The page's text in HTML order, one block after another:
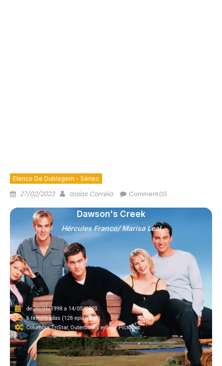
Elenco De Dublagem - Séries
27/02/2023 Izaías Correia Comment(0)
Hércules Franco/ Marisa Leal
Dawson's Creek
de 20/01/1998 a 14/05/2003.
6 temporadas (128 episódios).
Columbia TriStar, Outerbanks e Sony Pictures.